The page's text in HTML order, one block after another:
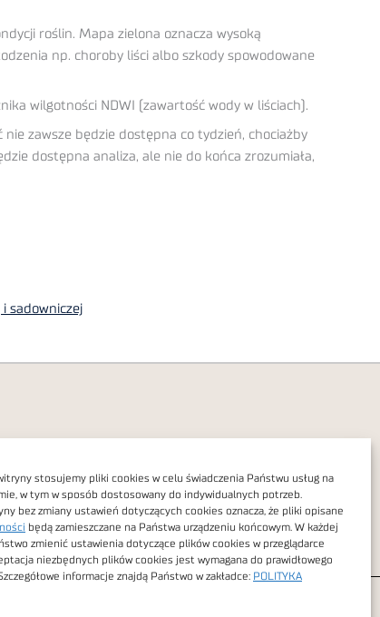
stosujemy pliki cookies w celu świadczenia Państwu usług na
w tym w sposób dostosowany do indywidualnych potrzeb.
bez zmiany ustawień dotyczących cookies oznacza, że pliki opisane
będą zamieszczane na Państwa urządzeniu końcowym. W każdej
zmienić ustawienia dotyczące plików cookies w przeglądarce
niezbędnych plików cookies jest wymagana do prawidłowego
informacje znajdą Państwo w zakładce: POLITYKA
roślin. Mapa zielona oznacza wysoką
np. choroby liści albo szkody spowodowane
wilgotności NDWI (zawartość wody w liściach).
zawsze będzie dostępna co tydzień, chociażby
dostępna analiza, ale nie do końca zrozumiała,
sadowniczej
prywatności
cyfrowa